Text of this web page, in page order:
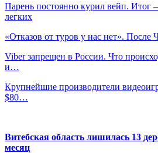
Парень постоянно курил вейп. Итог
легких
«Отказов от туров у нас нет».
Viber запрещен в России. Что
и…
Крупнейшие производители
$80…
Витебская область лишилась 13
месяц